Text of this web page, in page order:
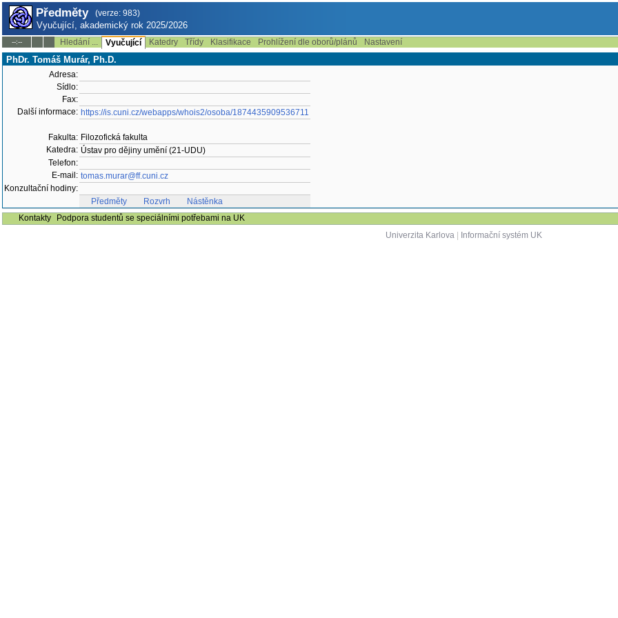
Předměty (verze: 983)
Vyučující, akademický rok 2025/2026
--:-- Hledání ... Vyučující Katedry Třídy Klasifikace Prohlížení dle oborů/plánů Nastavení
PhDr. Tomáš Murár, Ph.D.
Adresa:
Sídlo:
Fax:
Další informace: https://is.cuni.cz/webapps/whois2/osoba/1874435909536711
Fakulta: Filozofická fakulta
Katedra: Ústav pro dějiny umění (21-UDU)
Telefon:
E-mail: tomas.murar@ff.cuni.cz
Konzultační hodiny:
Předměty
Rozvrh
Nástěnka
Kontakty
Podpora studentů se speciálními potřebami na UK
Univerzita Karlova| Informační systém UK